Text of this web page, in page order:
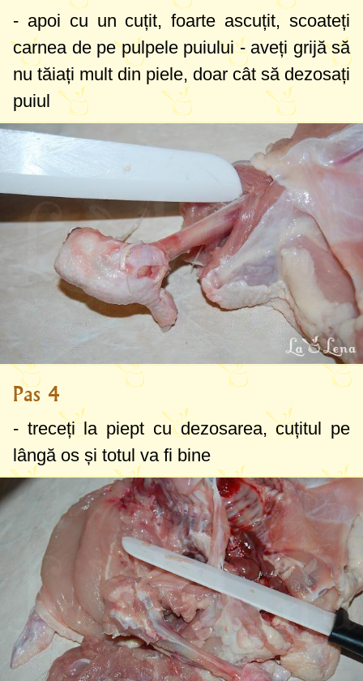
- apoi cu un cuțit, foarte ascuțit, scoateți
carnea de pe pulpele puiului - aveți grijă să
nu tăiați mult din piele, doar cât să dezosați
puiul
Pas 4
- treceți la piept cu dezosarea, cuțitul pe
lângă os și totul va fi bine